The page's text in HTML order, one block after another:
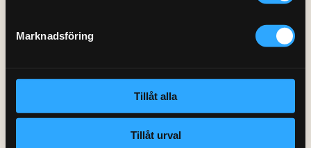
Marknadsföring
Tillåt alla
Tillåt urval
Fogsvans
Reservdelar och tillbehör